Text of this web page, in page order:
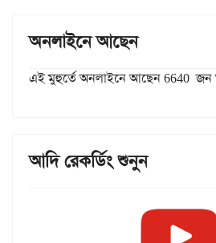
অনলাইনে আছেন
এই মুহুর্তে অনলাইনে আছেন 6640 জন
আদি রেকর্ডিং শুনুন